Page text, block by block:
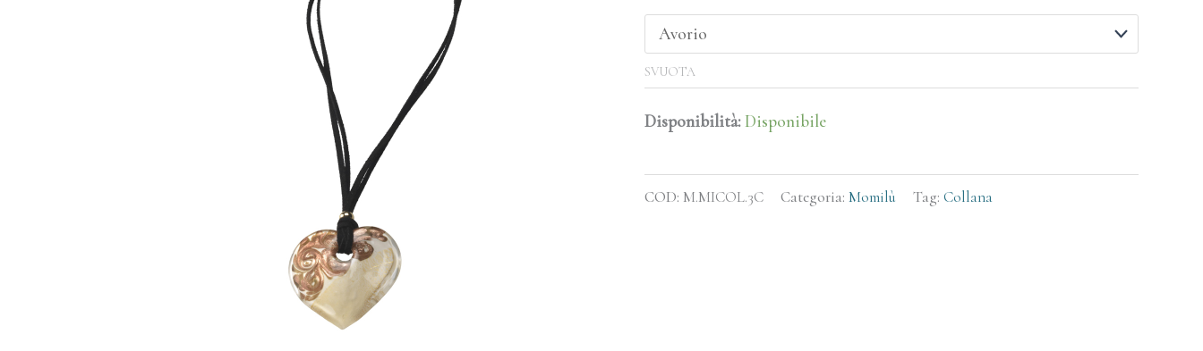
SVUOTA
Disponibilità:Disponibile
COD: M.MICOL.3C Categoria: Momilù Tag: Collana